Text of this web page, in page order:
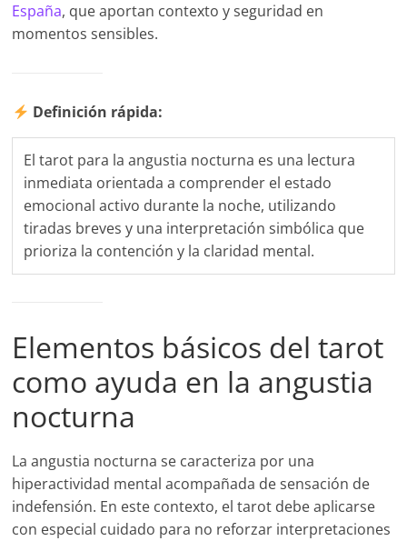
España, que aportan contexto y seguridad en
momentos sensibles.
Definición rápida:
El tarot para la angustia nocturna es una lectura
inmediata orientada a comprender el estado
emocional activo durante la noche, utilizando
tiradas breves y una interpretación simbólica que
prioriza la contención y la claridad mental.
Elementos básicos del tarot
como ayuda en la angustia
nocturna
La angustia nocturna se caracteriza por una
hiperactividad mental acompañada de sensación de
indefensión. En este contexto, el tarot debe aplicarse
con especial cuidado para no reforzar interpretaciones